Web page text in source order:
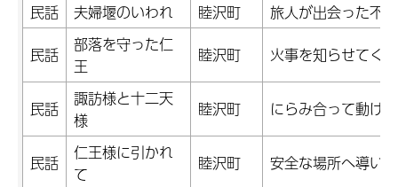
民話
夫婦堰のいわれ 睦沢町
旅人が出会った不
民話
部落を守った仁
王
睦沢町 火事を知らせてく
民話
諏訪様と十二天
様
睦沢町 にらみ合って動け
民話
仁王様に引かれ
て
睦沢町 安全な場所へ導い